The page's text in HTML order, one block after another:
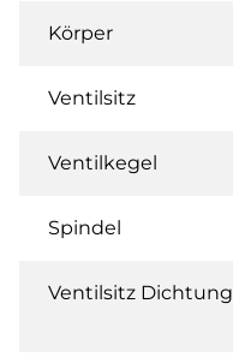
Körper
Ventilsitz
Ventilkegel
Spindel
Ventilsitz Dichtung